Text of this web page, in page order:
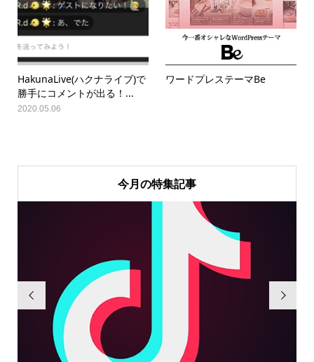
HakunaLive(ハクナライブ)で
勝手にコメントが出る！...
2020.05.06
ワードプレステーマBe
今月の特集記事
 